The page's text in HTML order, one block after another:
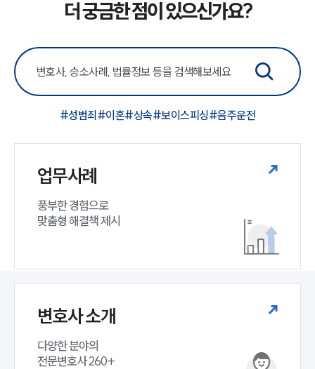
더 궁금한 점이 있으신가요?
#성범죄 #이혼#상속#보이스피싱#음주운전
업무사례
풍부한 경험으로
맞춤형 해결책 제시
변호사 소개
다양한 분야의
전문변호사 260+